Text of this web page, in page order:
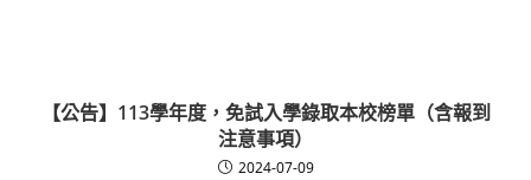
【公告】113學年度，免試入學錄取本校榜單（含報到
注意事項）
2024-07-09